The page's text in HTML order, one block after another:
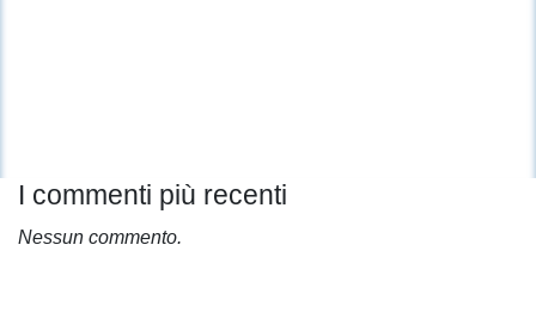
I commenti più recenti
Nessun commento.